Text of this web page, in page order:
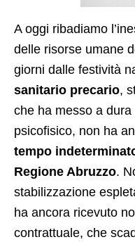
A oggi ribadiamo
delle risorse umane
giorni dalle festività
sanitario precario,
che ha messo a
psicofisico, non ha
tempo
Regione Abruzzo.
stabilizzazione
ha ancora ricevuto
contrattuale, che